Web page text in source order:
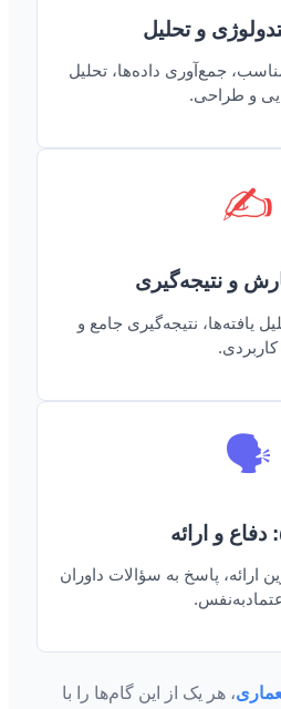
جمع‌آوری داده‌ها، تحلیل
و طراحی.
✍️
یافته‌ها، نتیجه‌گیری جامع و
کاربردی.
🗣️
ارائه، پاسخ به سؤالات داوران
، هر یک از این گام‌ها را با